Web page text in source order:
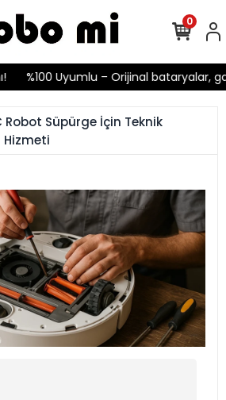
Uyumlu – Orijinal bataryalar,
0
Robot Süpürge İçin Teknik
Hizmeti